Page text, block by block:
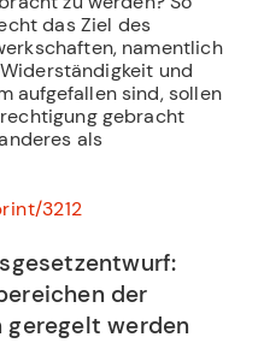
das Ziel des
namentlich
und
aufgefallen sind, sollen
gebracht
als
3212
der
geregelt werden